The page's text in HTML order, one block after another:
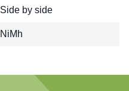
Side by side
NiMh